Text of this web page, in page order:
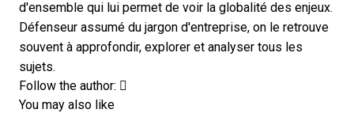
d'ensemble qui lui permet de voir la globalité des enjeux.
Défenseur assumé du jargon d'entreprise, on le retrouve
souvent à approfondir, explorer et analyser tous les
sujets.
Follow the author: Opens new window
You may also like